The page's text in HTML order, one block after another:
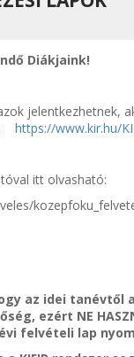
Diákjaink!
jelentkezhetnek,
https://www.kir.hu/
itt olvasható:
az idei
ezért NE
felvételi lap